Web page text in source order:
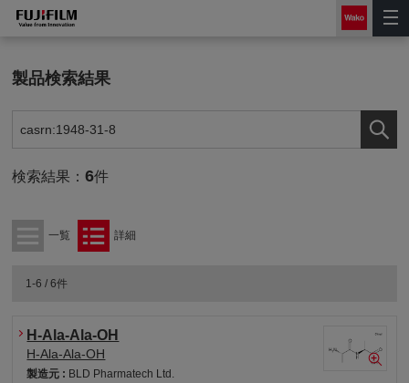
製品検索結果
検索結果：6件
一覧 詳細
1-6 / 6件
H-Ala-Ala-OH
H-Ala-Ala-OH
製造元 : BLD Pharmatech Ltd.